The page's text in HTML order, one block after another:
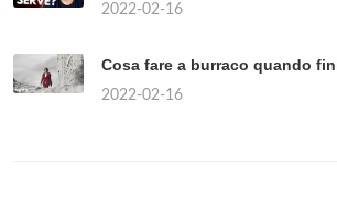
2022-02-16
Cosa fare a burraco quando
2022-02-16